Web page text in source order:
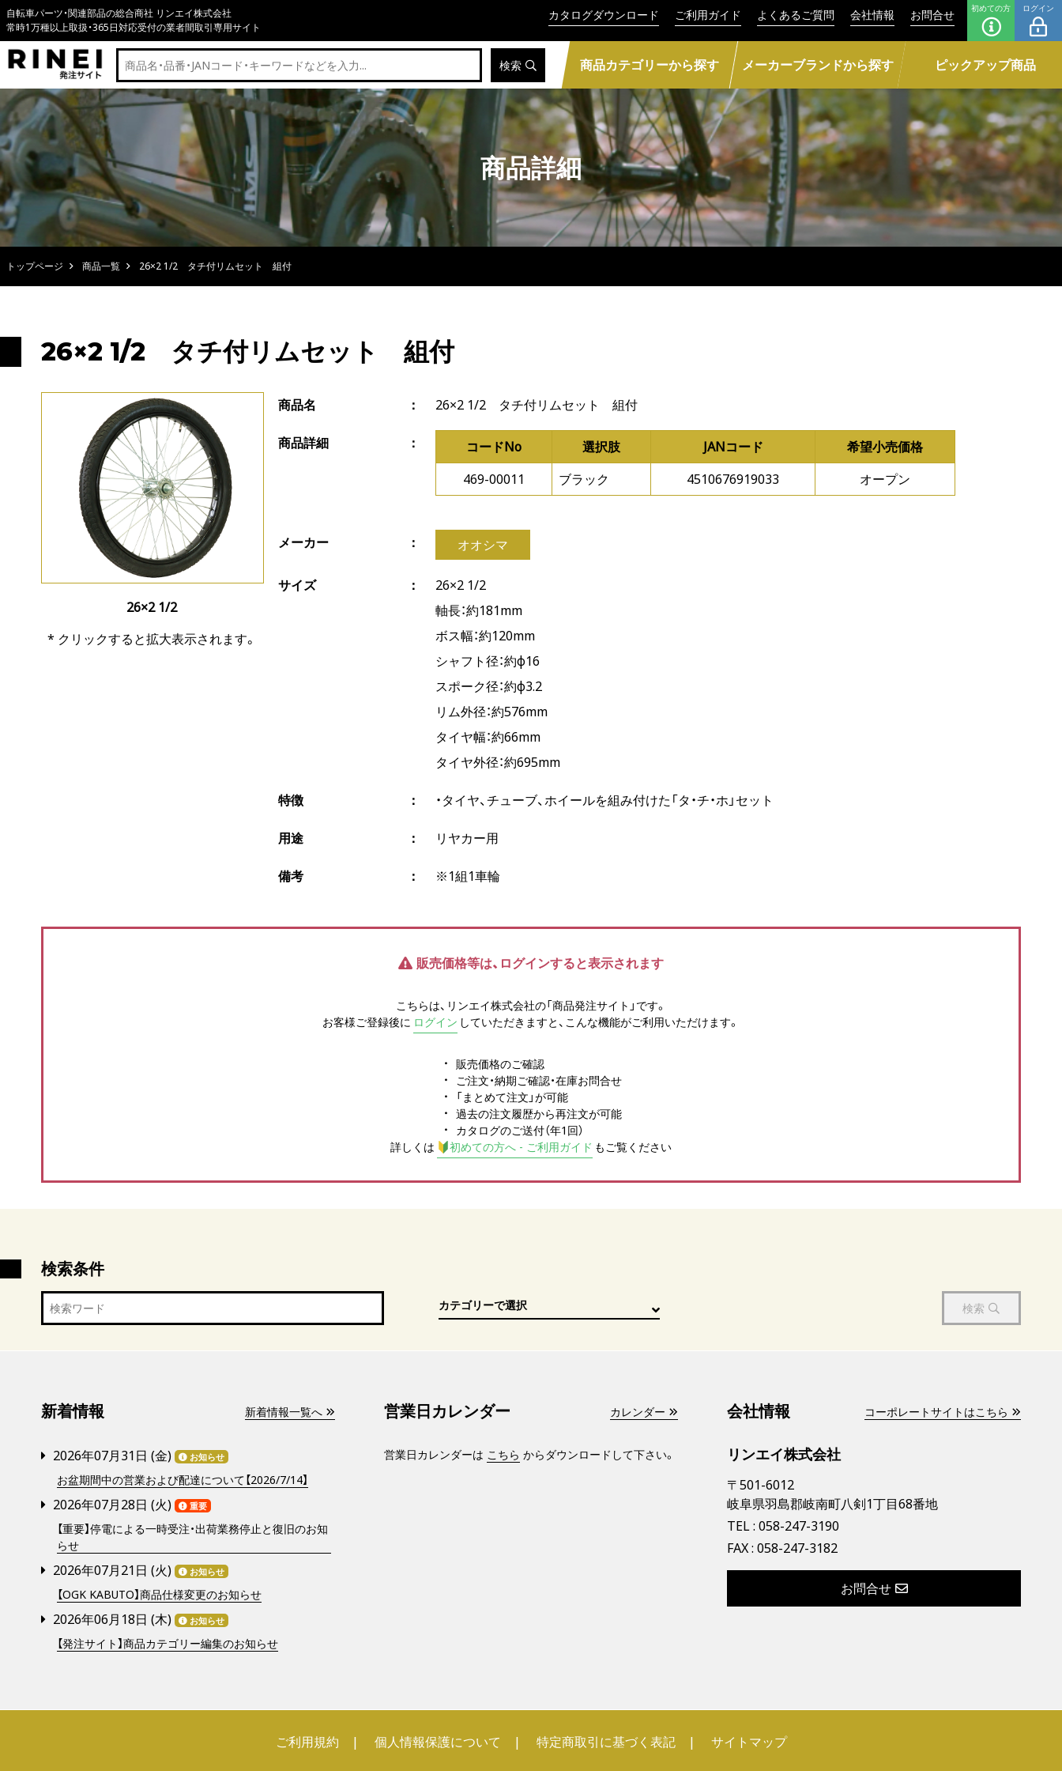
自転車パーツ・関連部品の総合商社 リンエイ株式会社
常時1万種以上取扱・365日対応受付の業者間取引専用サイト
カタログダウンロード ご利用ガイド よくあるご質問 会社情報 お問合せ 初めての方 ログイン
検索 商品カテゴリーから探す メーカーブランドから探す ピックアップ商品
商品詳細
トップページ 商品一覧 26×2 1/2 タチ付リムセット 組付
26×2 1/2 タチ付リムセット 組付
26×2 1/2
* クリックすると拡大表示されます。
商品名 26×2 1/2 タチ付リムセット 組付
商品詳細 コードNo 選択肢 JANコード
希望小売価格
469-00011
ブラック 4510676919033 オープン
メーカー オオシマ
サイズ
26×2 1/2
軸長：約181mm
ボス幅：約120mm
シャフト径：約φ16
スポーク径：約φ3.2
リム外径：約576mm
タイヤ幅：約66mm
タイヤ外径：約695mm
特徴 ・タイヤ、チューブ、ホイールを組み付けた「タ・チ・ホ」セット
用途 リヤカー用
備考 ※1組1車輪
販売価格等は、ログインすると表示されます
こちらは、リンエイ株式会社の「商品発注サイト」です。
お客様ご登録後に ログイン していただきますと、こんな機能がご利用いただけます。
販売価格のご確認
ご注文・納期ご確認・在庫お問合せ
「まとめて注文」が可能
過去の注文履歴から再注文が可能
カタログのご送付（年1回）
詳しくは
初めての方へ - ご利用ガイド もご覧ください
検索条件
検索
新着情報 新着情報一覧へ
2026年07月31日 (金) お知らせ
お盆期間中の営業および配達について【2026/7/14】
2026年07月28日 (火) 重要
【重要】停電による一時受注・出荷業務停止と復旧のお知
らせ
2026年07月21日 (火) お知らせ
【OGK KABUTO】商品仕様変更のお知らせ
2026年06月18日 (木) お知らせ
【発注サイト】商品カテゴリー編集のお知らせ
営業日カレンダー カレンダー
営業日カレンダーは こちら からダウンロードして下さい。
会社情報 コーポレートサイトはこちら
リンエイ株式会社
〒501-6012
岐阜県羽島郡岐南町八剣1丁目68番地
TEL : 058-247-3190
FAX : 058-247-3182
お問合せ
ご利用規約 個人情報保護について 特定商取引に基づく表記 サイトマップ